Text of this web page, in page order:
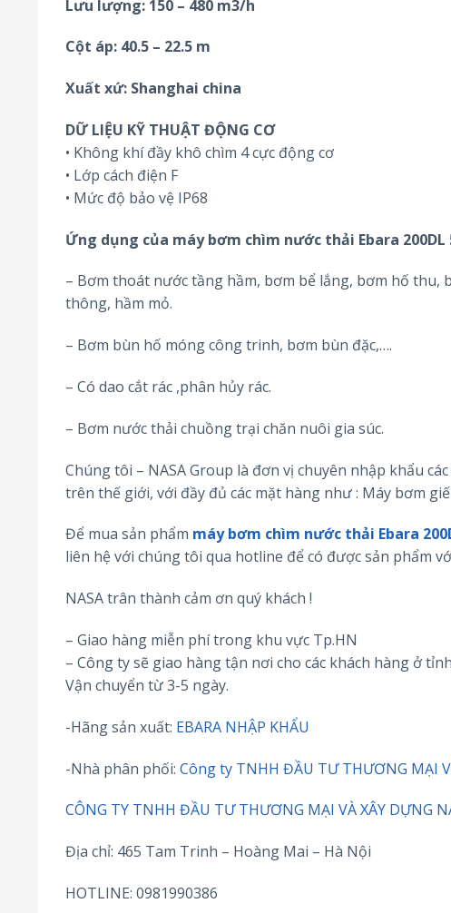
Lưu lượng: 150 – 480 m3/h
Cột áp: 40.5 – 22.5 m
Xuất xứ: Shanghai china
DỮ LIỆU KỸ THUẬT ĐỘNG CƠ
• Không khí đầy khô chìm 4 cực động cơ
• Lớp cách điện F
• Mức độ bảo vệ IP68
Ứng dụng của máy bơm chìm nước thải Ebara 200DL
– Bơm thoát nước tầng hầm, bơm bể lắng, bơm hố
thông, hầm mỏ.
– Bơm bùn hố móng công trinh, bơm bùn đặc,….
– Có dao cắt rác ,phân hủy rác.
– Bơm nước thải chuồng trại chăn nuôi gia súc.
Chúng tôi – NASA Group là đơn vị chuyên nhập khẩu
trên thế giới, với đầy đủ các mặt hàng như : Máy bơm
Để mua sản phẩm máy bơm chìm nước thải Ebara
liên hệ với chúng tôi qua hotline để có được sản phẩm
NASA trân thành cảm ơn quý khách !
– Giao hàng miễn phí trong khu vực Tp.HN
– Công ty sẽ giao hàng tận nơi cho các khách hàng ở
Vận chuyển từ 3-5 ngày.
-Hãng sản xuất: EBARA NHẬP KHẨU
-Nhà phân phối: Công ty TNHH ĐẦU TƯ THƯƠNG MẠI
CÔNG TY TNHH ĐẦU TƯ THƯƠNG MẠI VÀ XÂY DỰNG
Địa chỉ: 465 Tam Trinh – Hoàng Mai – Hà Nội
HOTLINE: 0981990386